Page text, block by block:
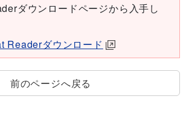
ダウンロードページから入手し
Readerダウンロード
前のページへ戻る